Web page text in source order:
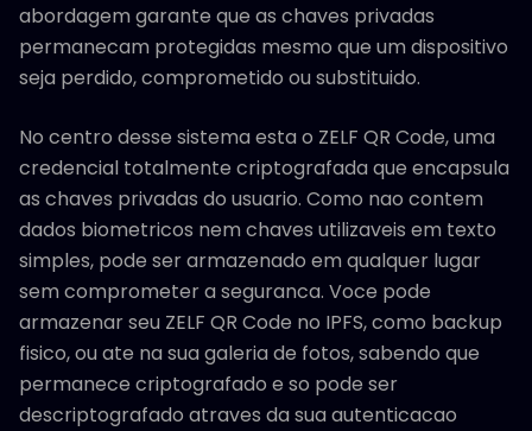
abordagem garante que as chaves privadas
permanecam protegidas mesmo que um dispositivo
seja perdido, comprometido ou substituido.
No centro desse sistema esta o ZELF QR Code, uma
credencial totalmente criptografada que encapsula
as chaves privadas do usuario. Como nao contem
dados biometricos nem chaves utilizaveis em texto
simples, pode ser armazenado em qualquer lugar
sem comprometer a seguranca. Voce pode
armazenar seu ZELF QR Code no IPFS, como backup
fisico, ou ate na sua galeria de fotos, sabendo que
permanece criptografado e so pode ser
descriptografado atraves da sua autenticacao